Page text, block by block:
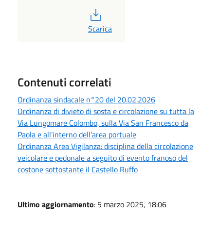
PDF
Scarica
Contenuti correlati
Ordinanza sindacale n°20 del 20.02.2026
Ordinanza di divieto di sosta e circolazione su tutta la
Via Lungomare Colombo, sulla Via San Francesco da
Paola e all’interno dell’area portuale
Ordinanza Area Vigilanza: disciplina della circolazione
veicolare e pedonale a seguito di evento franoso del
costone sottostante il Castello Ruffo
Ultimo aggiornamento: 5 marzo 2025, 18:06